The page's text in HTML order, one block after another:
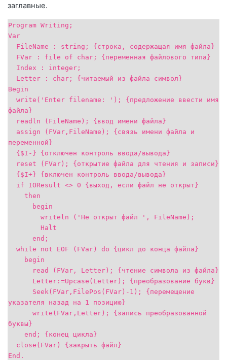
заглавные.
Рrogram Writing;
Var
FileName : string; {строка, содержащая имя файла}
FVar : file of char; {переменная файлового типа}
Index : integer;
Letter : char; {читаемый из файла символ}
Begin
write('Enter filename: '); {предложение ввести имя
файла}
readln (FileName); {ввод имени файла}
assign (FVar,FileName); {связь имени файла и
переменной}
{$I-} {отключен контроль ввода/вывода}
reset (FVar); {открытие файла для чтения и записи}
{$I+} {включен контроль ввода/вывода}
if IOResult <> 0 {выход, если файл не открыт}
then
begin
writeln ('Не открыт файл ', FileName);
Halt
end;
while not EOF (FVar) do {цикл до конца файла}
begin
read (FVar, Letter); {чтение символа из файла}
Letter:=Upcase(Letter); {преобразование букв}
Seek(FVar,FilePos(FVar)-1); {перемещение
указателя назад на 1 позицию}
write(FVar,Letter); {запись преобразованной
буквы}
end; {конец цикла}
close(FVar) {закрыть файл}
End.